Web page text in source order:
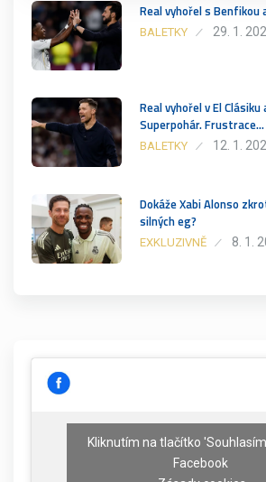
Real vyhořel s Benfikou
BALETKY 29. 1.
Real vyhořel v El
Superpohár. Frustrace…
BALETKY 12. 1.
Dokáže Xabi Alonso
silných eg?
EXKLUZIVNĚ 8. 1.
Kliknutím na tlačítko
Facebook